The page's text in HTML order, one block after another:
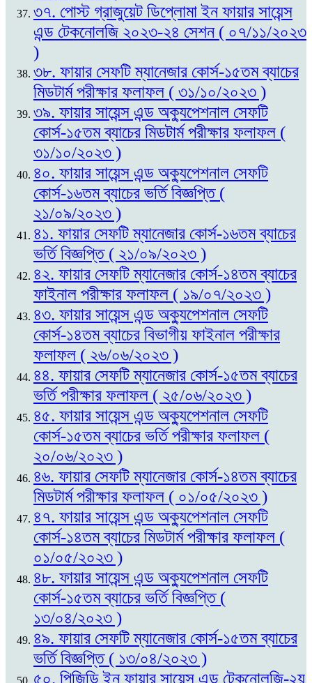
৩৭. পোস্ট গ্রাজুয়েট ডিপ্লোমা ইন ফায়ার সায়েন্স
এন্ড টেকনোলজি ২০২৩-২৪ সেশন ( ০৭/১১/২০২৩
)
৩৮. ফায়ার সেফটি ম্যানেজার কোর্স-১৫তম ব্যাচের
মিডটার্ম পরীক্ষার ফলাফল ( ৩১/১০/২০২৩ )
৩৯. ফায়ার সায়েন্স এন্ড অক্যুপেশনাল সেফটি
কোর্স-১৫তম ব্যাচের মিডটার্ম পরীক্ষার ফলাফল (
৩১/১০/২০২৩ )
৪০. ফায়ার সায়েন্স এন্ড অক্যুপেশনাল সেফটি
কোর্স-১৬তম ব্যাচের ভর্তি বিজ্ঞপ্তি (
২১/০৯/২০২৩ )
৪১. ফায়ার সেফটি ম্যানেজার কোর্স-১৬তম ব্যাচের
ভর্তি বিজ্ঞপ্তি ( ২১/০৯/২০২৩ )
৪২. ফায়ার সেফটি ম্যানেজার কোর্স-১৪তম ব্যাচের
ফাইনাল পরীক্ষার ফলাফল ( ১৯/০৭/২০২৩ )
৪৩. ফায়ার সায়েন্স এন্ড অক্যুপেশনাল সেফটি
কোর্স-১৪তম ব্যাচের বিভাগীয় ফাইনাল পরীক্ষার
ফলাফল ( ২৬/০৬/২০২৩ )
৪৪. ফায়ার সেফটি ম্যানেজার কোর্স-১৫তম ব্যাচের
ভর্তি পরীক্ষার ফলাফল ( ২৫/০৬/২০২৩ )
৪৫. ফায়ার সায়েন্স এন্ড অক্যুপেশনাল সেফটি
কোর্স-১৫তম ব্যাচের ভর্তি পরীক্ষার ফলাফল (
২০/০৬/২০২৩ )
৪৬. ফায়ার সেফটি ম্যানেজার কোর্স-১৪তম ব্যাচের
মিডটার্ম পরীক্ষার ফলাফল ( ০১/০৫/২০২৩ )
৪৭. ফায়ার সায়েন্স এন্ড অক্যুপেশনাল সেফটি
কোর্স-১৪তম ব্যাচের মিডটার্ম পরীক্ষার ফলাফল (
০১/০৫/২০২৩ )
৪৮. ফায়ার সায়েন্স এন্ড অক্যুপেশনাল সেফটি
কোর্স-১৫তম ব্যাচের ভর্তি বিজ্ঞপ্তি (
১৩/০৪/২০২৩ )
৪৯. ফায়ার সেফটি ম্যানেজার কোর্স-১৫তম ব্যাচের
ভর্তি বিজ্ঞপ্তি ( ১৩/০৪/২০২৩ )
৫০. পিজিডি ইন ফায়ার সায়েন্স এন্ড টেকনোলজি-২য়